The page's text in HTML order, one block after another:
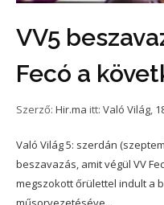
VV5
Fecó a
Szerző: Hir.ma itt: Való Világ,
Való Világ 5: szerdán
beszavazás, amit végül VV
megszokott őrülettel indult a